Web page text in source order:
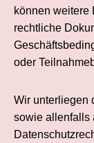
können weitere
rechtliche
oder
Wir unterliegen
sowie allenfalls